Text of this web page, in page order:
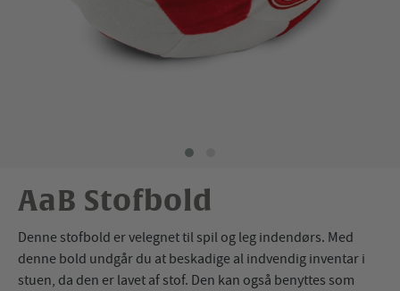
AaB Stofbold
Denne stofbold er velegnet til spil og leg indendørs. Med
denne bold undgår du at beskadige al indvendig inventar i
stuen, da den er lavet af stof. Den kan også benyttes som